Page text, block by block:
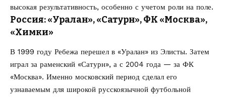
высокая результативность, особенно с учетом роли на поле.
Россия: «Уралан», «Сатурн», ФК «Москва»,
«Химки»
В 1999 году Ребежа перешел в «Уралан» из Элисты. Затем
играл за раменский «Сатурн», а с 2004 года — за ФК
«Москва». Именно московский период сделал его
узнаваемым для широкой русскоязычной футбольной